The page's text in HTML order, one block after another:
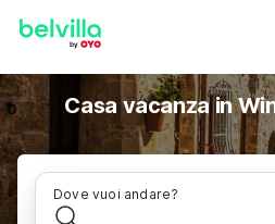
Casa vacanza in
Dove vuoi andare?